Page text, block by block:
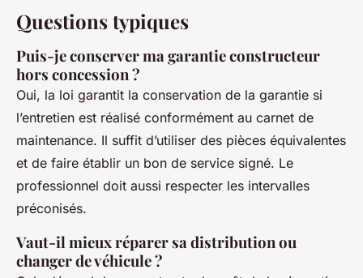
Questions typiques
Puis-je conserver ma garantie constructeur
hors concession ?
Oui, la loi garantit la conservation de la garantie si
l’entretien est réalisé conformément au carnet de
maintenance. Il suffit d’utiliser des pièces équivalentes
et de faire établir un bon de service signé. Le
professionnel doit aussi respecter les intervalles
préconisés.
Vaut-il mieux réparer sa distribution ou
changer de véhicule ?